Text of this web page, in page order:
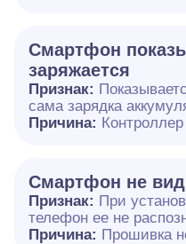
Смартфон
заряжается
Признак:
сама зарядка
Причина:
Смартфон не
Признак: При
телефон ее не
Причина: Прошивка